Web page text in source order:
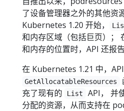
了设备管理器之外的其他资
Kubernetes 1.20 开始，
和内存区域（包括巨页）；
和内存的位置时，API 还报
在 Kubernetes 1.21 中，API
GetAllocatableResources
充了现有的
List
API， 并
分配的资源，从而支持在